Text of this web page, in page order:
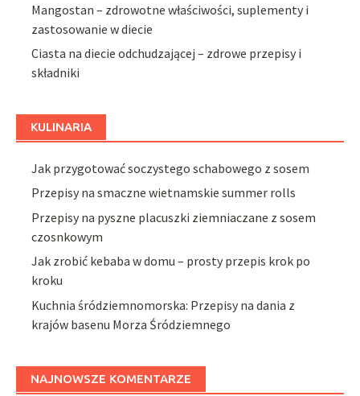
Mangostan – zdrowotne właściwości, suplementy i
zastosowanie w diecie
Ciasta na diecie odchudzającej – zdrowe przepisy i
składniki
KULINARIA
Jak przygotować soczystego schabowego z sosem
Przepisy na smaczne wietnamskie summer rolls
Przepisy na pyszne placuszki ziemniaczane z sosem
czosnkowym
Jak zrobić kebaba w domu – prosty przepis krok po
kroku
Kuchnia śródziemnomorska: Przepisy na dania z
krajów basenu Morza Śródziemnego
NAJNOWSZE KOMENTARZE